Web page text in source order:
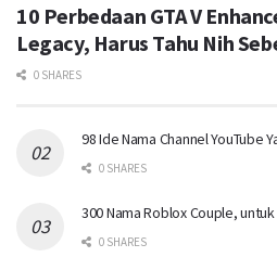
10 Perbedaan GTA V
Legacy, Harus Tahu Nih
0 SHARES
98 Ide Nama Channel YouTube
0 SHARES
300 Nama Roblox Couple,
0 SHARES